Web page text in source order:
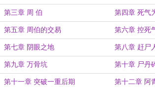
第三章 周 伯 第四章 死气
第五章 周伯的交易 第六章 控死
第七章 阴眼之地 第八章 赶尸
第九章 万骨坑 第十章 尸丹
第十一章 突破一重后期 第十二章 阿